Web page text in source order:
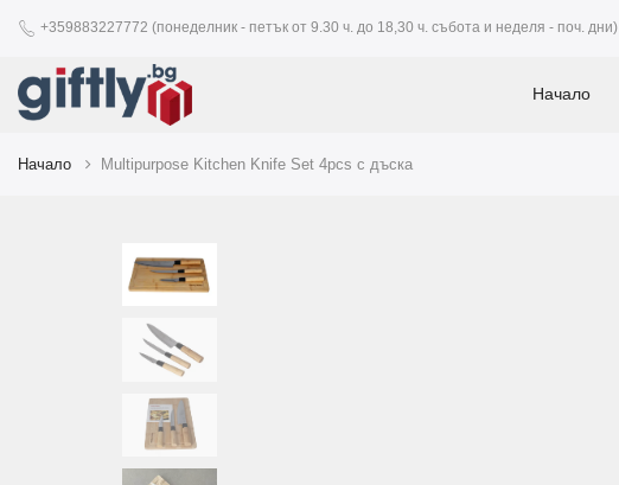
+359883227772 (понеделник - петък от 9.30 ч. до 18,30 ч. събота и неделя - поч. дни)
Начало
Начало Multipurpose Kitchen Knife Set 4pcs с дъска